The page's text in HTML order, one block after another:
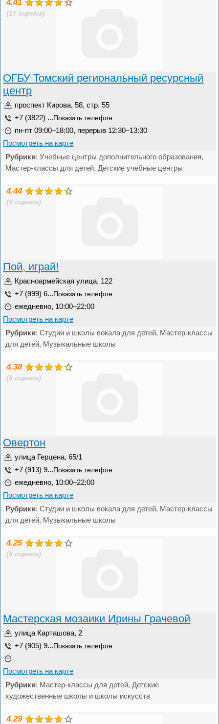
4.41
(17 оценок)
ОГБУ Томский региональный ресурсный
центр
проспект Кирова, 58, стр. 55
+7 (3822) ... Показать телефон
пн-пт 09:00–18:00, перерыв 12:30–13:30
Посмотреть на карте
Рубрики: Учебные центры дополнительного образования,
Мастер-классы для детей, Детские учебные центры
4.44
(9 оценок)
Пой, играй!
Красноармейская улица, 122
+7 (999) 6... Показать телефон
ежедневно, 10:00–22:00
Посмотреть на карте
Рубрики: Студии и школы вокала для детей, Мастер-классы
для детей, Музыкальные школы
4.38
(8 оценок)
Овертон
улица Герцена, 65/1
+7 (913) 9... Показать телефон
ежедневно, 10:00–22:00
Посмотреть на карте
Рубрики: Студии и школы вокала для детей, Мастер-классы
для детей, Музыкальные школы
4.25
(8 оценок)
Мастерская мозаики Ирины Грачевой
улица Карташова, 2
+7 (905) 9... Показать телефон
Посмотреть на карте
Рубрики: Мастер-классы для детей, Детские
художественные школы и школы искусств
4.29